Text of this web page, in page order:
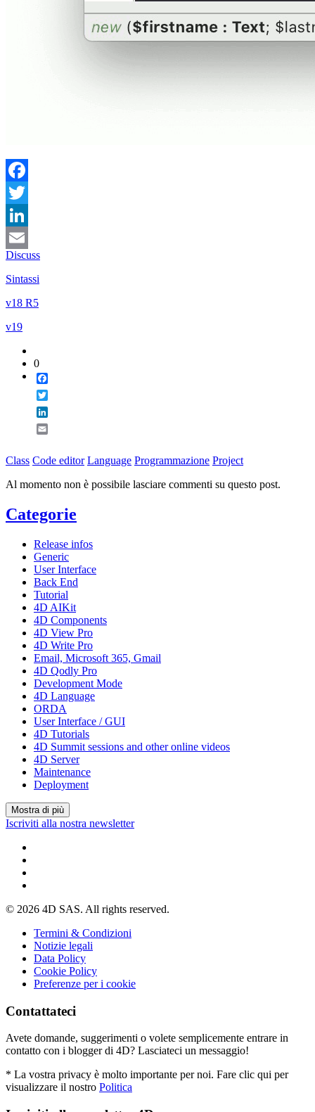
Facebook
Twitter
LinkedIn
Email
Discuss
Sintassi
v18 R5
v19
0
Class Code editor Language Programmazione Project
Al momento non è possibile lasciare commenti su questo post.
Categorie
Release infos
Generic
User Interface
Back End
Tutorial
4D AIKit
4D Components
4D View Pro
4D Write Pro
Email, Microsoft 365, Gmail
4D Qodly Pro
Development Mode
4D Language
ORDA
User Interface / GUI
4D Tutorials
4D Summit sessions and other online videos
4D Server
Maintenance
Deployment
Mostra di più
Iscriviti alla nostra newsletter
© 2026 4D SAS. All rights reserved.
Termini & Condizioni
Notizie legali
Data Policy
Cookie Policy
Preferenze per i cookie
Contattateci
Avete domande, suggerimenti o volete semplicemente entrare in
contatto con i blogger di 4D? Lasciateci un messaggio!
* La vostra privacy è molto importante per noi. Fare clic qui per
visualizzare il nostro Politica